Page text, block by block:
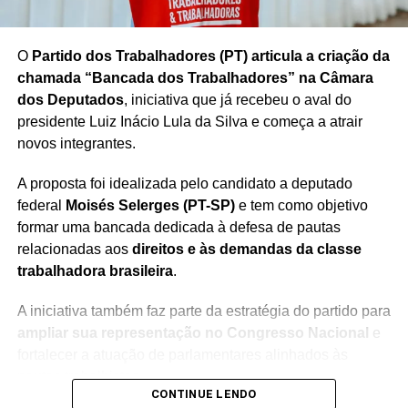
Redação Saiba+
O Partido dos Trabalhadores (PT) articula a criação da
chamada “Bancada dos Trabalhadores” na Câmara
dos Deputados, iniciativa que já recebeu o aval do
presidente Luiz Inácio Lula da Silva e começa a atrair
novos integrantes.
A proposta foi idealizada pelo candidato a deputado
federal
Moisés Selerges (PT-SP)e tem como objetivo
formar uma bancada dedicada à defesa de pautas
relacionadas aos direitos e às demandas da classe
trabalhadora brasileira.
A iniciativa também faz parte da estratégia do partido para
ampliar sua representação no Congresso Nacional
e
pautas trabalhistas.
CONTINUE LENDO